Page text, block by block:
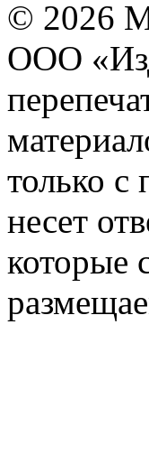
© 2026
ООО
только с
несет
которые